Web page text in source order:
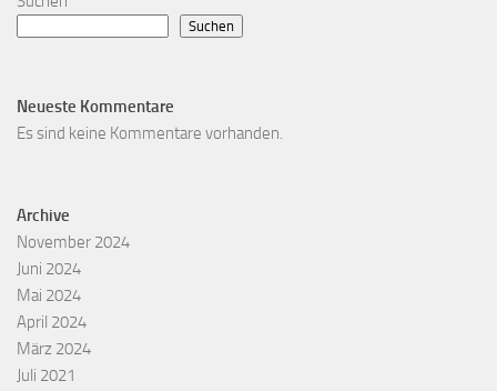
Suchen
Neueste Kommentare
Es sind keine Kommentare vorhanden.
Archive
November 2024
Juni 2024
Mai 2024
April 2024
März 2024
Juli 2021